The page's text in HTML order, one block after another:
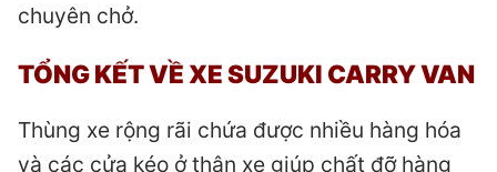
chuyên chở.
TỔNG KẾT VỀ XE SUZUKI CARRY VAN
Thùng xe rộng rãi chứa được nhiều hàng hóa
và các cửa kéo ở thân xe giúp chất đỡ hàng